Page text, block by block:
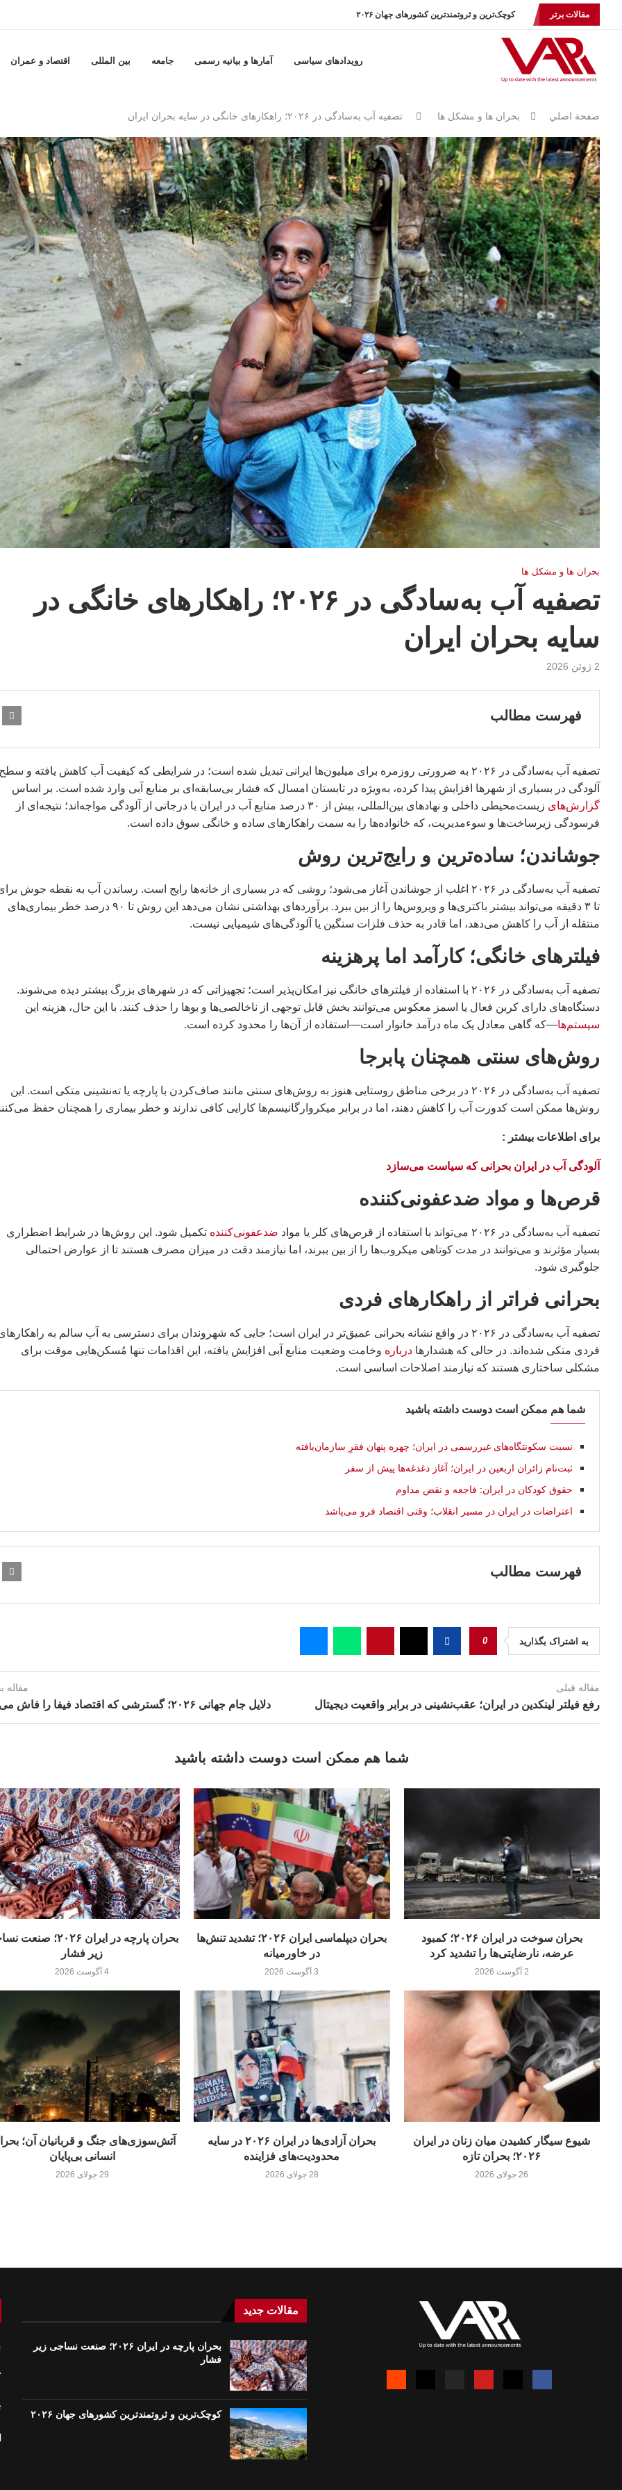
مقالات برتر کوچک‌ترین و ثروتمندترین کشورهای جهان ۲۰۲۶
رویدادهای سیاسی آمارها و بيانيه رسمى جامعه بين المللى اقتصاد و عمران
صفحة اصلي بحران ها و مشكل ها تصفیه آب به‌سادگی در ۲۰۲۶؛ راهکارهای خانگی در سایه بحران ایران
بحران ها و مشكل ها
تصفیه آب به‌سادگی در ۲۰۲۶؛ راهکارهای خانگی در
سایه بحران ایران
2 ژوئن 2026
فهرست مطالب
تصفیه آب به‌سادگی در ۲۰۲۶ به ضرورتی روزمره برای میلیون‌ها ایرانی تبدیل شده است؛ در شرایطی که کیفیت آب کاهش یافته و
آلودگی در بسیاری از شهرها افزایش پیدا کرده، به‌ویژه در تابستان امسال که فشار بی‌سابقه‌ای بر منابع آبی وارد شده است. بر اساس
گزارش‌های
زیست‌محیطی داخلی و نهادهای بین‌المللی، بیش از ۳۰ درصد منابع آب در ایران با درجاتی از آلودگی مواجه‌اند؛ نتیجه‌ای از
فرسودگی زیرساخت‌ها و سوءمدیریت، که خانواده‌ها را به سمت راهکارهای ساده و خانگی سوق داده است.
جوشاندن؛ ساده‌ترین و رایج‌ترین روش
تا ۳ دقیقه می‌تواند بیشتر باکتری‌ها و ویروس‌ها را از بین ببرد. برآوردهای بهداشتی نشان می‌دهد این روش تا ۹۰ درصد خطر بیماری‌های
منتقله از آب را کاهش می‌دهد، اما قادر به حذف فلزات سنگین یا آلودگی‌های شیمیایی نیست.
فیلترهای خانگی؛ کارآمد اما پرهزینه
تصفیه آب به‌سادگی در ۲۰۲۶ با استفاده از فیلترهای خانگی نیز امکان‌پذیر است؛ تجهیزاتی که در شهرهای بزرگ بیشتر دیده می‌شوند.
دستگاه‌های دارای کربن فعال یا اسمز معکوس می‌توانند بخش قابل توجهی از ناخالصی‌ها و بوها را حذف کنند. با این حال، هزینه این
سیستم‌ها—که گاهی معادل یک ماه درآمد خانوار است—استفاده از آن‌ها را محدود کرده است.
روش‌های سنتی همچنان پابرجا
تصفیه آب به‌سادگی در ۲۰۲۶ در برخی مناطق روستایی هنوز به روش‌های سنتی مانند صاف‌کردن با پارچه یا ته‌نشینی متکی است. این
روش‌ها ممکن است کدورت آب را کاهش دهند، اما در برابر میکروارگانیسم‌ها کارایی کافی ندارند و خطر بیماری را همچنان حفظ
براى اطلاعات بيشتر :
آلودگی آب در ایران بحرانی که سیاست می‌سازد
قرص‌ها و مواد ضدعفونی‌کننده
تصفیه آب به‌سادگی در ۲۰۲۶ می‌تواند با استفاده از قرص‌های کلر یا مواد ضدعفونی‌کننده تکمیل شود. این روش‌ها در شرایط اضطراری
بسیار مؤثرند و می‌توانند در مدت کوتاهی میکروب‌ها را از بین ببرند، اما نیازمند دقت در میزان مصرف هستند تا از عوارض احتمالی
جلوگیری شود.
بحرانی فراتر از راهکارهای فردی
تصفیه آب به‌سادگی در ۲۰۲۶ در واقع نشانه بحرانی عمیق‌تر در ایران است؛ جایی که شهروندان برای دسترسی به آب سالم به
فردی متکی شده‌اند. در حالی که هشدارها درباره وخامت وضعیت منابع آبی افزایش یافته، این اقدامات تنها مُسکن‌هایی موقت برای
مشکلی ساختاری هستند که نیازمند اصلاحات اساسی است.
شما هم ممکن است دوست داشته باشید
نسبت سکونتگاه‌های غیررسمی در ایران؛ چهره پنهان فقرِ سازمان‌یافته
ثبت‌نام زائران اربعین در ایران؛ آغاز دغدغه‌ها پیش از سفر
حقوق کودکان در ایران: فاجعه و نقض مداوم
اعتراضات در ایران در مسیر انقلاب؛ وقتی اقتصاد فرو می‌پاشد
فهرست مطالب
به اشتراک بگذارید 0
مقاله قبلی
رفع فیلتر لینکدین در ایران؛ عقب‌نشینی در برابر واقعیت دیجیتال
مقاله
دلایل جام جهانی ۲۰۲۶؛ گسترشی که اقتصاد فیفا را فاش می‌کند
شما هم ممکن است دوست داشته باشید
بحران پارچه در ایران ۲۰۲۶؛
زیر فشار
4 آگوست 2026
بحران دیپلماسی ایران ۲۰۲۶؛ تشدید تنش‌ها
در خاورمیانه
3 آگوست 2026
بحران سوخت در ایران ۲۰۲۶؛ کمبود
عرضه، نارضایتی‌ها را تشدید کرد
2 آگوست 2026
آتش‌سوزی‌های جنگ و قربانیان آن؛
انسانی بی‌پایان
29 جولای 2026
بحران آزادی‌ها در ایران ۲۰۲۶ در سایه
محدودیت‌های فزاینده
28 جولای 2026
شیوع سیگار کشیدن میان زنان در ایران
۲۰۲۶؛ بحران تازه
26 جولای 2026
مقالات جدید
بحران پارچه در ایران ۲۰۲۶؛ صنعت نساجی زیر
فشار
کوچک‌ترین و ثروتمندترین کشورهای جهان ۲۰۲۶